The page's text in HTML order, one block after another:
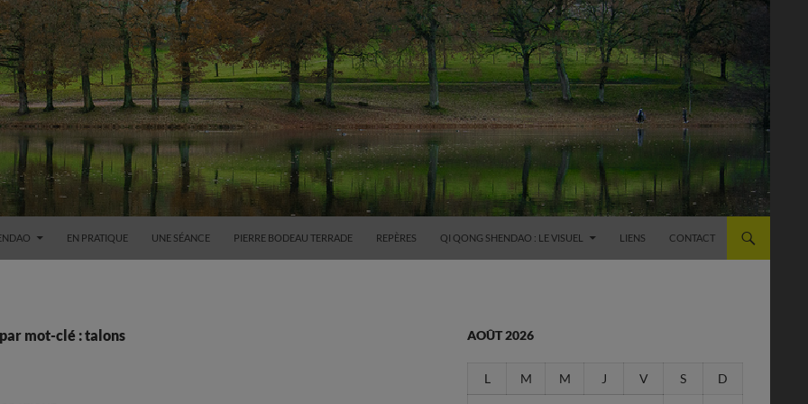
EN PRATIQUE UNE SÉANCE PIERRE BODEAU TERRADE REPÈRES QI QONG SHENDAO : LE VISUEL LIENS CONTACT
mot-clé : talons AOÛT 2026
L M M J V S D